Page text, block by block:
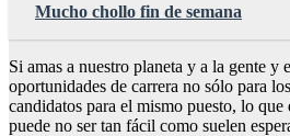
Mucho chollo fin de semana
Si amas a nuestro planeta y a la gente
oportunidades de carrera no sólo para
candidatos para el mismo puesto, lo
puede no ser tan fácil como suelen